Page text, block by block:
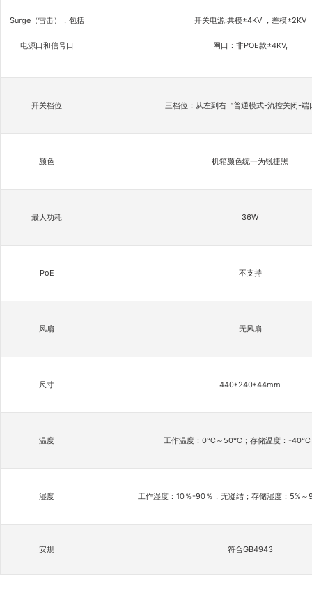
Surge（雷击），包括
电源口和信号口
开关电源:共模±4KV ，差模±2KV
网口：非POE款±4KV,
开关档位 三档位：从左到右 “普通模式-流控关闭-端
颜色 机箱颜色统一为锐捷黑
最大功耗 36W
PoE 不支持
风扇 无风扇
尺寸 440*240*44mm
温度 工作温度：0℃～50℃；存储温度：-
湿度 工作湿度：10％-90％，无凝结；存储湿度：5%～
安规 符合GB4943